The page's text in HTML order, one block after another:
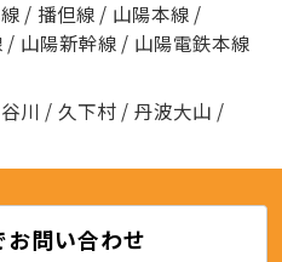
/ 播但線 / 山陽本線 /
/ 山陽新幹線 / 山陽電鉄本線
谷川 / 久下村 / 丹波大山 /
お問い合わせ